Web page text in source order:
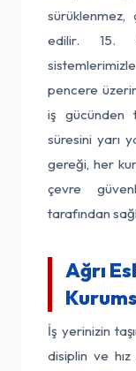
sürüklenmez,
edilir. 15.
pencere
iş gücünden
süresini yarı
gereği, her
çevre
tarafından
Ağrı
İş yerinizin
disiplin ve